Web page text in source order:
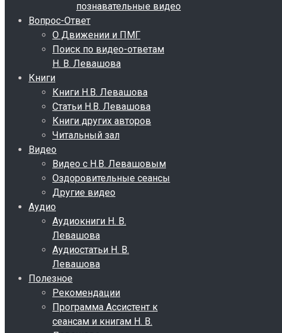
познавательные видео
Вопрос-Ответ
О Движении и ПМГ
Поиск по видео-ответам
Н. В. Левашова
Книги
Книги Н.В. Левашова
Статьи Н.В. Левашова
Книги других авторов
Читальный зал
Видео
Видео с Н.В. Левашовым
Оздоровительные сеансы
Другие видео
Аудио
Аудиокниги Н. В.
Левашова
Аудиостатьи Н. В.
Левашова
Полезное
Рекомендации
Программа Ассистент к
сеансам и книгам Н. В.